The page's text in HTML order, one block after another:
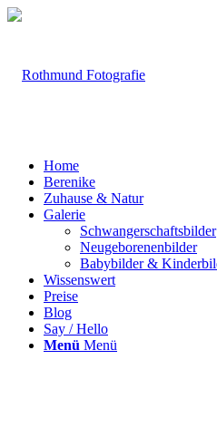
Home
Berenike
Zuhause & Natur
Galerie
Schwangerschaftsbilder
Neugeborenenbilder
Babybilder &
Wissenswert
Preise
Blog
Say / Hello
Menü Menü